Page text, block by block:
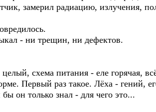
замерил радиацию, излучения,
- ни трещин, ни дефектов.
схема питания - еле горячая,
Первый раз такое. Лёха - гений,
он только знал - для чего это...